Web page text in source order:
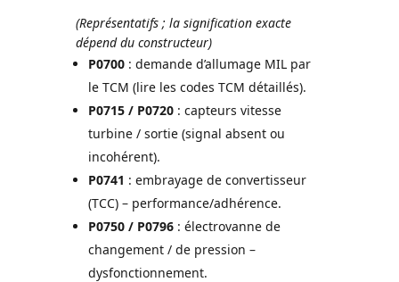
(Représentatifs ; la signification exacte
dépend du constructeur)
P0700: demande d’allumage MIL par
le TCM (lire les codes TCM détaillés).
P0715 / P0720: capteurs vitesse
turbine / sortie (signal absent ou
incohérent).
P0741 : embrayage de convertisseur
(TCC) – performance/adhérence.
P0750 / P0796: électrovanne de
changement / de pression –
dysfonctionnement.